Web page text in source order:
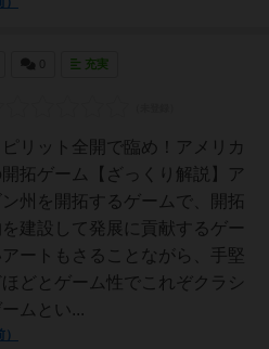
充実
ピリット全開で臨め！アメリカ
拓ゲーム【ざっくり解説】ア
州を開拓するゲームで、開拓
建設して発展に貢献するゲー
ートもさることながら、手堅
どとゲーム性でこれぞクラシ
ムとい...